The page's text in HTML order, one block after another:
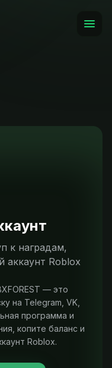
к наградам,
аккаунт Roblox
— это
на Telegram, VK,
программа и
копите баланс и
Roblox.